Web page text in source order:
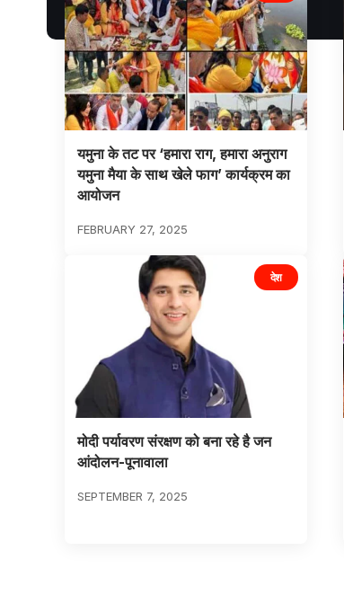
यमुना के तट पर ‘हमारा राग, हमारा अनुराग
यमुना मैया के साथ खेले फाग’ कार्यक्रम का
आयोजन
FEBRUARY 27, 2025
देश
मोदी पर्यावरण संरक्षण को बना रहे है जन
आंदोलन-पूनावाला
SEPTEMBER 7, 2025